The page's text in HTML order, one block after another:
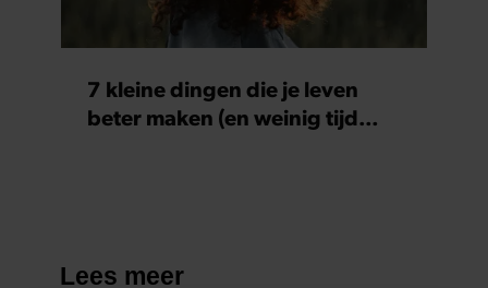
7 kleine dingen die je leven
beter maken (en weinig tijd